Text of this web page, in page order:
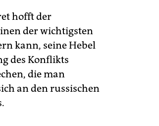
hofft der
der wichtigsten
kann, seine Hebel
des Konflikts
die man
an den russischen